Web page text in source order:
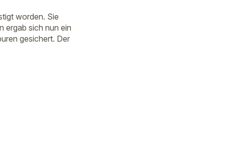
worden. Sie
ergab sich nun ein
gesichert. Der